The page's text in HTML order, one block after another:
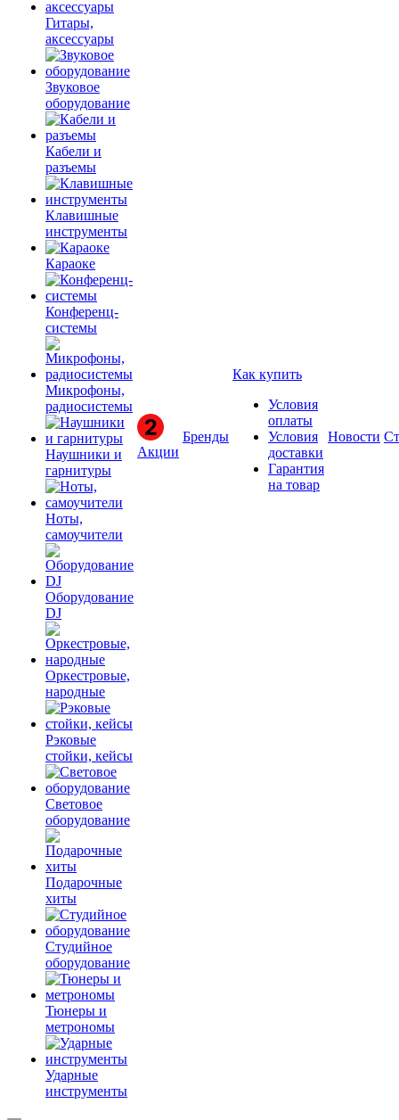
Гитары,
аксессуары
Звуковое
оборудование
Кабели и
разъемы
Клавишные
инструменты
Караоке
Конференц-
системы
Микрофоны,
радиосистемы
Наушники и
гарнитуры
Ноты,
самоучители
Оборудование
DJ
Оркестровые,
народные
Рэковые
стойки, кейсы
Световое
оборудование
Подарочные
хиты
Студийное
оборудование
Тюнеры и
метрономы
Ударные
инструменты
Акции
Бренды
Как купить
Условия
оплаты
Условия
доставки
Гарантия
на товар
Новости